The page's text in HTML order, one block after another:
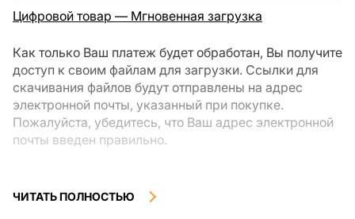
Цифровой товар — Мгновенная загрузка
Как только Ваш платеж будет обработан, Вы получите
доступ к своим файлам для загрузки. Ссылки для
скачивания файлов будут отправлены на адрес
электронной почты, указанный при покупке.
Пожалуйста, убедитесь, что Ваш адрес электронной
почты введен правильно.
загрузки, не подлежат возврату или обмену после их
ЧИТАТЬ ПОЛНОСТЬЮ